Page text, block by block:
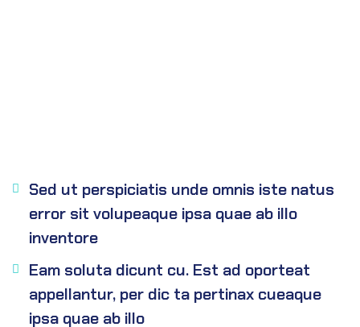
Sed ut perspiciatis unde omnis iste natus
error sit volupeaque ipsa quae ab illo
inventore
Eam soluta dicunt cu. Est ad oporteat
appellantur, per dic ta pertinax cueaque
ipsa quae ab illo